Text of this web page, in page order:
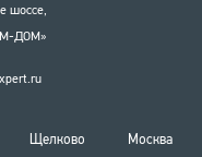
шоссе,
ДОМ»
Щелково Москва